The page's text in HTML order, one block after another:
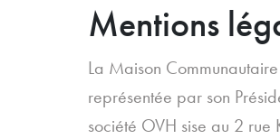
Mentions
La Maison
représentée par son
société OVH sise au 2